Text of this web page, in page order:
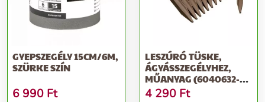
GYEPSZEGÉLY 15CM/6M,
SZÜRKE SZÍN
6 990 Ft
LESZÚRÓ TÜSKE,
ÁGYÁSSZEGÉLYHEZ,
MŰANYAG (6040632-
HÖZ) 26,7X1,9X1,...
4 290 Ft